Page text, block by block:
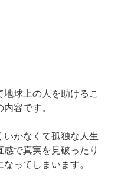
球上の人を助けるこ
容です。
かなくて孤独な人生
で真実を見破ったり
ってしまいます。